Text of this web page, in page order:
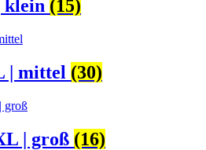
klein (15)
| mittel (30)
| groß (16)